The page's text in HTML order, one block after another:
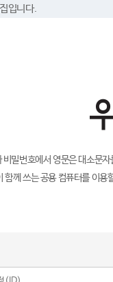
입니다.
밀번호에서 영문은 대소문
함께 쓰는 공용 컴퓨터를 이